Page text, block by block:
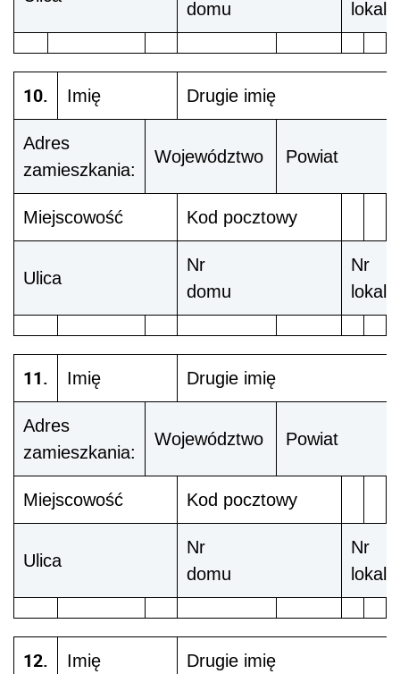
domu
lokalu
10. Imię Drugie imię
Adres
zamieszkania:
Województwo Powiat
Miejscowość Kod pocztowy
Ulica
Nr
domu
Nr
lokalu
11. Imię Drugie imię
Adres
zamieszkania:
Województwo Powiat
Miejscowość Kod pocztowy
Ulica
Nr
domu
Nr
lokalu
12. Imię Drugie imię